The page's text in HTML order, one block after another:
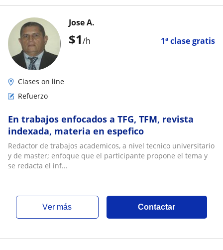
$1/h 1ª clase gratis
Jose A.
Clases on line
Refuerzo
En trabajos enfocados a TFG, TFM, revista
indexada, materia en espefico
Redactor de trabajos academicos, a nivel tecnico universitario
y de master; enfoque que el participante propone el tema y
se redacta el inf...
ver más Contactar